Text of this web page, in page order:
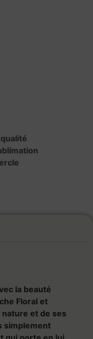
la beauté
Floral et
nature et de ses
simplement